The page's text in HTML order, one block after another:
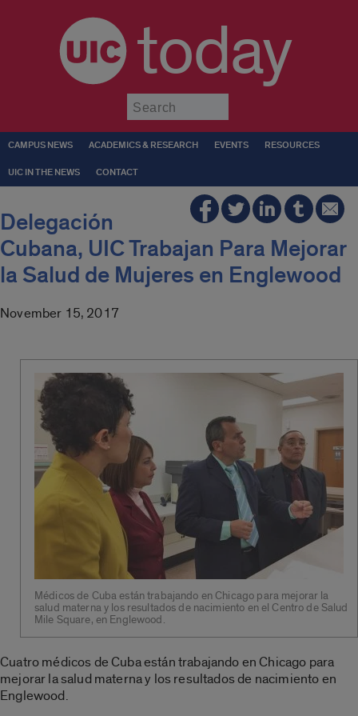
today
CAMPUS NEWS ACADEMICS & RESEARCH EVENTS RESOURCES
UIC IN THE NEWS CONTACT
Delegación
Cubana, UIC Trabajan Para Mejorar
la Salud de Mujeres en Englewood
November 15, 2017
Médicos de Cuba están trabajando en Chicago para mejorar la
salud materna y los resultados de nacimiento en el Centro de Salud
Mile Square, en Englewood.
Cuatro médicos de Cuba están trabajando en Chicago para
mejorar la salud materna y los resultados de nacimiento en
Englewood.